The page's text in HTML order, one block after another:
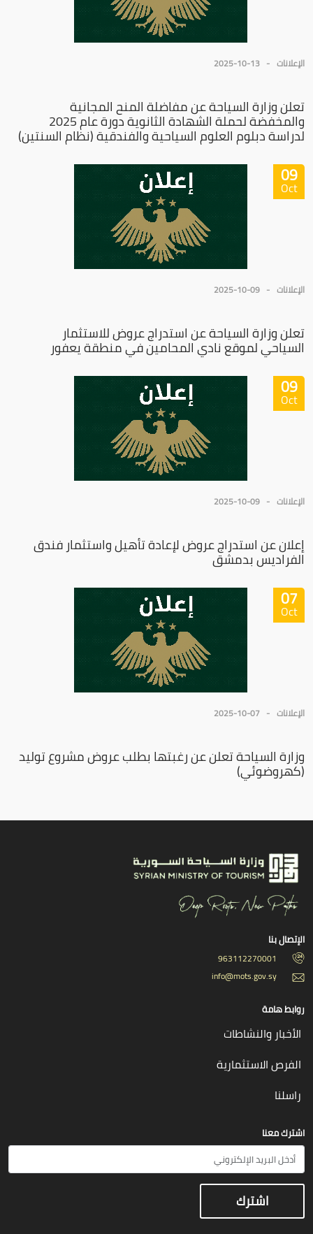
الإعلانات 2025-10-13
تعلن وزارة السياحة عن مفاضلة المنح المجانية
والمخفضة لحملة الشهادة الثانوية دورة عام 2025
لدراسة دبلوم العلوم السياحية والفندقية (نظام السنتين)
09
Oct
الإعلانات 2025-10-09
تعلن وزارة السياحة عن استدراج عروض للاستثمار
السياحي لموقع نادي المحامين في منطقة يعفور
09
Oct
الإعلانات 2025-10-09
إعلان عن استدراج عروض لإعادة تأهيل واستثمار فندق
الفراديس بدمشق
07
Oct
الإعلانات 2025-10-07
وزارة السياحة تعلن عن رغبتها بطلب عروض مشروع توليد
(كهروضوئي)
الإتصال بنا
963112270001
info@mots.gov.sy
روابط هامة
الأخبار والنشاطات
الفرص الاستثمارية
راسلنا
اشترك معنا